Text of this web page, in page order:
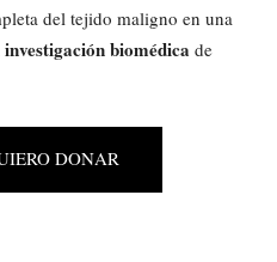
del tejido maligno en una
investigación biomédica de
DONAR